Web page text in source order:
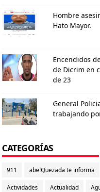
Hombre
Hato Mayor.
Encendidos
de Dicrim en
de 23
General
trabajando
CATEGORÍAS
911 abelQuezada te informa
Actividades Actualidad